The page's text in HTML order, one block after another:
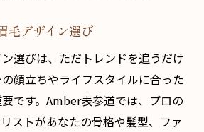
毛デザイン選び
選びは、ただトレンドを追うだけ
顔立ちやライフスタイルに合った
です。Amber表参道では、プロの
ストがあなたの骨格や髪型、ファ